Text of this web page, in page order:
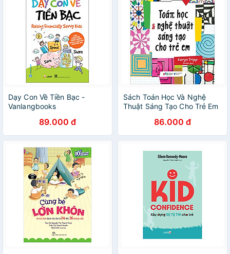
Dạy Con Về Tiền Bạc -
Vanlangbooks
89.000 đ
Sách Toán Học Và Nghệ
Thuật Sáng Tạo Cho Trẻ Em
86.000 đ